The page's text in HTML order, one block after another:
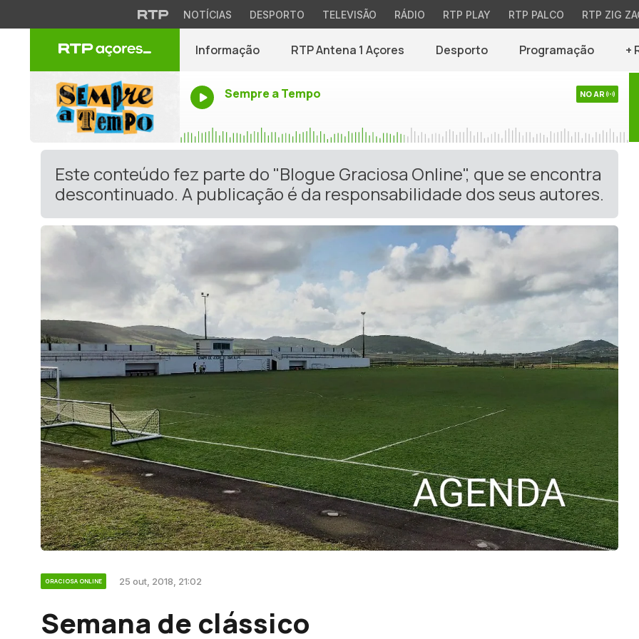
NOTÍCIAS DESPORTO TELEVISÃO RÁDIO RTP PLAY RTP PALCO RTP ZIG
Informação RTP Antena 1 Açores Desporto Programação +
Sempre a Tempo NO AR
Este conteúdo fez parte do "Blogue Graciosa Online", que se encontra
descontinuado. A publicação é da responsabilidade dos seus autores.
GRACIOSA ONLINE 25 out, 2018, 21:02
Semana de clássico